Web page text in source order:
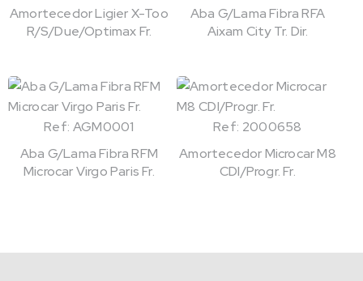
Amortecedor Ligier X-Too
R/S/Due/Optimax Fr.
Aba G/Lama Fibra RFA
Aixam City Tr. Dir.
Ref: AGM0001
Aba G/Lama Fibra RFM
Microcar Virgo Paris Fr.
Ref: 2000658
Amortecedor Microcar M8
CDI/Progr. Fr.